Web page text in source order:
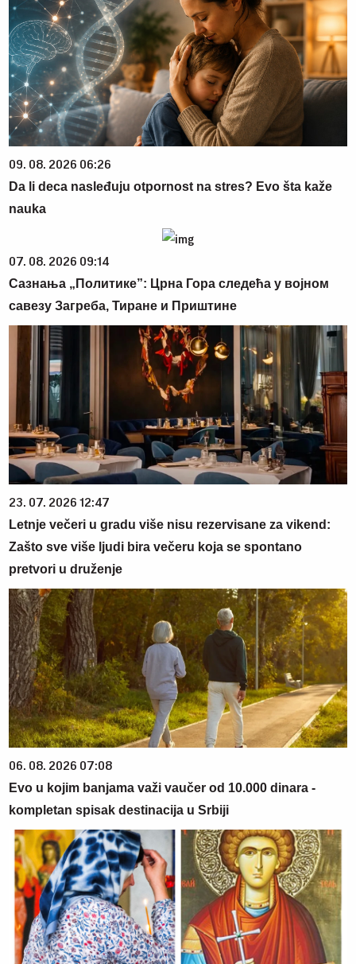
09. 08. 2026 06:26
Da li deca nasleđuju otpornost na stres? Evo šta kaže
nauka
07. 08. 2026 09:14
Сазнања „Политике”: Црна Гора следећа у војном
савезу Загреба, Тиране и Приштине
23. 07. 2026 12:47
Letnje večeri u gradu više nisu rezervisane za vikend:
Zašto sve više ljudi bira večeru koja se spontano
pretvori u druženje
06. 08. 2026 07:08
Evo u kojim banjama važi vaučer od 10.000 dinara -
kompletan spisak destinacija u Srbiji